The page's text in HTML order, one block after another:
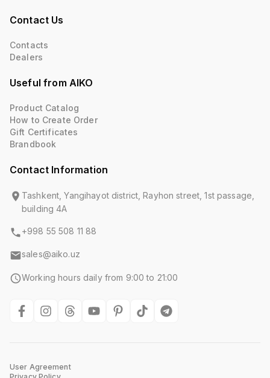
Contact Us
Contacts
Dealers
Useful from AIKO
Product Catalog
How to Create Order
Gift Certificates
Brandbook
Contact Information
Tashkent, Yangihayot district, Rayhon street, 1st passage,
building 4A
+998 55 508 11 88
sales@aiko.uz
Working hours daily from 9:00 to 21:00
User Agreement